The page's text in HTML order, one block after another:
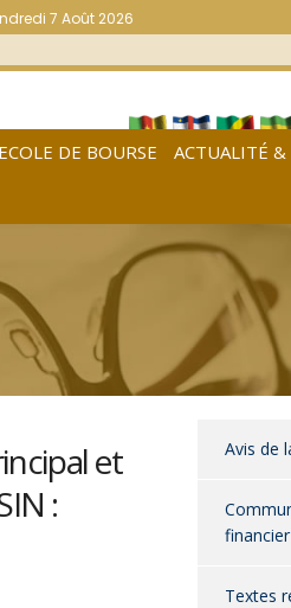
7 Août 2026
ECOLE DE BOURSE
ACTUALITÉ
et
:
Avis de
financier
Textes